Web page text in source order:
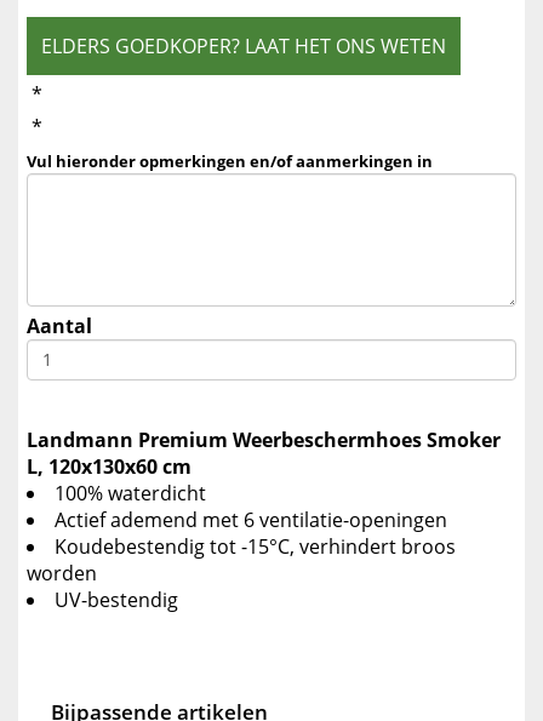
ELDERS GOEDKOPER? LAAT HET ONS WETEN
*
*
Vul hieronder opmerkingen en/of aanmerkingen in
Aantal
Landmann Premium Weerbeschermhoes Smoker
L, 120x130x60 cm
100% waterdicht
Actief ademend met 6 ventilatie-openingen
Koudebestendig tot -15°C, verhindert broos
worden
UV-bestendig
Bijpassende artikelen